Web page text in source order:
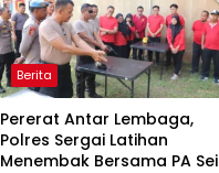
Berita
Pererat Antar Lembaga,
Polres Sergai Latihan
Menembak Bersama PA Sei